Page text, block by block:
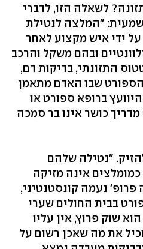
לשאלה הזו, לדברי
"המלצה לנטילת
ידי איש מקצוע לאחר
ובהם משקל והרכב
התזונתי, בדיקות דם,
הספורט שבו האדם מתאמן
ברופא ספורט או
מדריך כושר אינו בר סמכה
"נטילה שלהם
כמומלצים אינה מזיקה
נעמה קונסטנטיני,
בבית החולים שערי
שוק פרוץ, אין עליו
את מה שאכן רשום על